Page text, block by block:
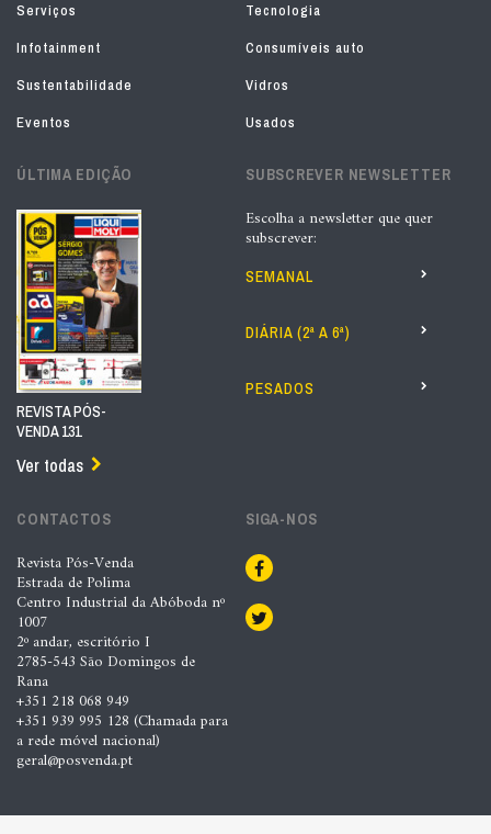
Serviços
Tecnologia
Infotainment
Consumíveis auto
Sustentabilidade
Vidros
Eventos
Usados
ÚLTIMA EDIÇÃO
REVISTA PÓS-
VENDA 131
Ver todas
SUBSCREVER NEWSLETTER
Escolha a newsletter que quer
subscrever:
SEMANAL
DIÁRIA (2ª A 6ª)
PESADOS
CONTACTOS
Revista Pós-Venda
Estrada de Polima
Centro Industrial da Abóboda nº
1007
2º andar, escritório I
2785-543 São Domingos de
Rana
+351 218 068 949
+351 939 995 128 (Chamada para
a rede móvel nacional)
geral@posvenda.pt
SIGA-NOS